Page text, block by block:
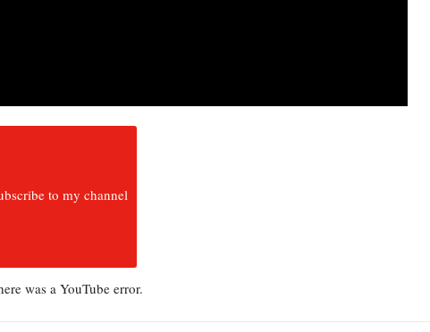
to my channel
was a YouTube error.